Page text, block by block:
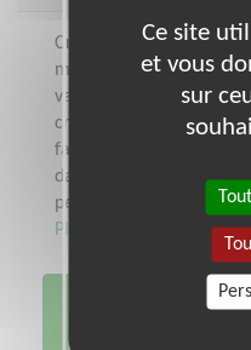
Créée en 1648 à
mouvement VMEH est
valeurs séculaires
création et possède un
fait de lui, un acteur
dans la lutte contre
personnes...
Plus sur cette
Ce site
et vous
sur